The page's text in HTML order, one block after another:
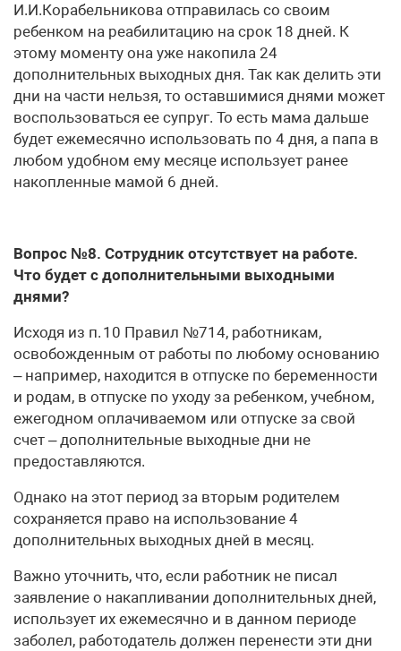
И.И.Корабельникова отправилась со своим
ребенком на реабилитацию на срок 18 дней. К
этому моменту она уже накопила 24
дополнительных выходных дня. Так как делить эти
дни на части нельзя, то оставшимися днями может
воспользоваться ее супруг. То есть мама дальше
будет ежемесячно использовать по 4 дня, а папа в
любом удобном ему месяце использует ранее
накопленные мамой 6 дней.
Вопрос №8. Сотрудник отсутствует на работе.
Что будет с дополнительными выходными
днями?
Исходя из п. 10 Правил №714, работникам,
освобожденным от работы по любому основанию
– например, находится в отпуске по беременности
и родам, в отпуске по уходу за ребенком, учебном,
ежегодном оплачиваемом или отпуске за свой
счет – дополнительные выходные дни не
предоставляются.
Однако на этот период за вторым родителем
сохраняется право на использование 4
дополнительных выходных дней в месяц.
Важно уточнить, что, если работник не писал
заявление о накапливании дополнительных дней,
использует их ежемесячно и в данном периоде
заболел, работодатель должен перенести эти дни